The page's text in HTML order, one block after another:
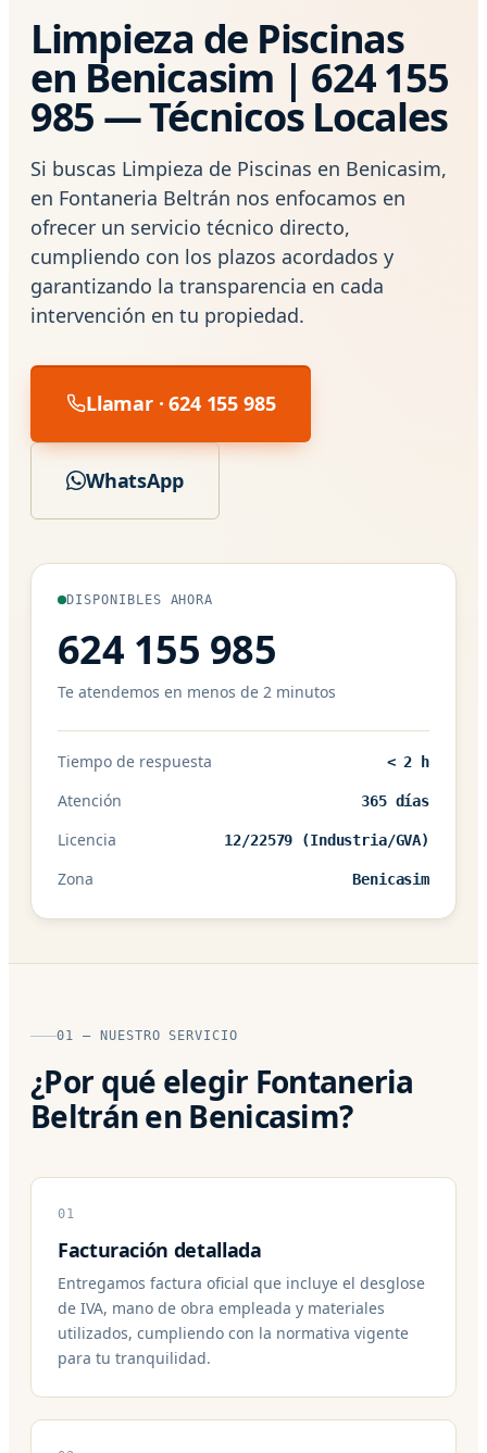
Limpieza de Piscinas
en Benicasim | 624 155
985 — Técnicos Locales
Si buscas Limpieza de Piscinas en Benicasim,
en Fontaneria Beltrán nos enfocamos en
ofrecer un servicio técnico directo,
cumpliendo con los plazos acordados y
garantizando la transparencia en cada
intervención en tu propiedad.
Llamar · 624 155 985
WhatsApp
DISPONIBLES AHORA
624 155 985
Te atendemos en menos de 2 minutos
Tiempo de respuesta < 2 h
Atención 365 días
Licencia 12/22579 (Industria/GVA)
Zona Benicasim
01 — NUESTRO SERVICIO
¿Por qué elegir Fontaneria
Beltrán en Benicasim?
01
Facturación detallada
Entregamos factura oficial que incluye el desglose
de IVA, mano de obra empleada y materiales
utilizados, cumpliendo con la normativa vigente
para tu tranquilidad.